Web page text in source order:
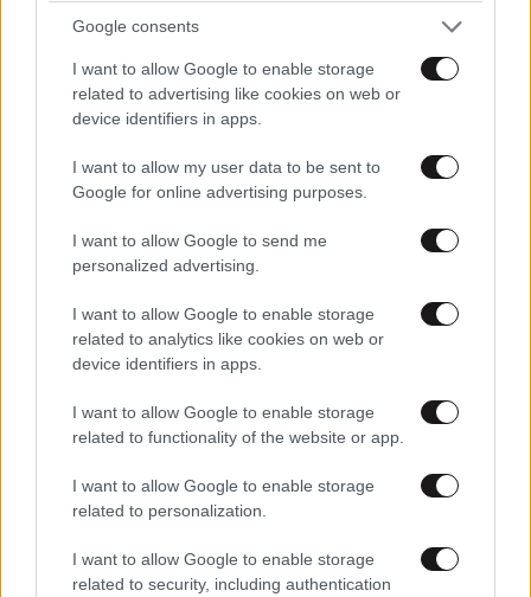
Google consents
I want to allow Google to enable storage
related to advertising like cookies on web or
device identifiers in apps.
I want to allow my user data to be sent to
Google for online advertising purposes.
I want to allow Google to send me
personalized advertising.
I want to allow Google to enable storage
related to analytics like cookies on web or
device identifiers in apps.
I want to allow Google to enable storage
related to functionality of the website or app.
I want to allow Google to enable storage
related to personalization.
I want to allow Google to enable storage
related to security, including authentication